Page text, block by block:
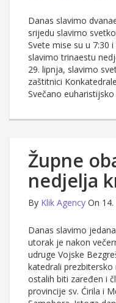
Danas slavimo
srijedu slavimo
Svete mise su u 7:30
slavimo trinaestu
29. lipnja, slavimo
zaštitnici
Svečano
Župne
nedjelja
By Klik Agency On
Danas slavimo
utorak je nakon
udruge Vojske
katedrali
ostalih biti zaređen i
provincije sv. Ćirila i